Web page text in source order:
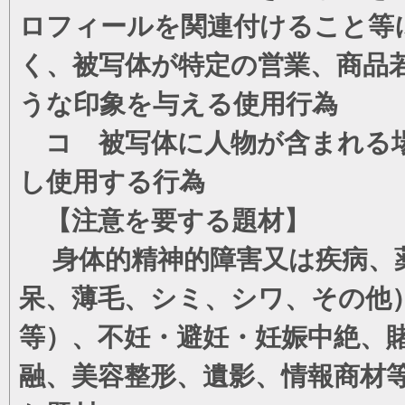
ロフィールを関連付けること
く、被写体が特定の営業、商
うな印象を与える使用行為
コ 被写体に人物が含まれる
し使用する行為
【注意を要する題材】
身体的精神的障害又は疾病、
呆、薄毛、シミ、シワ、その他
等）、不妊・避妊・妊娠中絶、
融、美容整形、遺影、情報商材